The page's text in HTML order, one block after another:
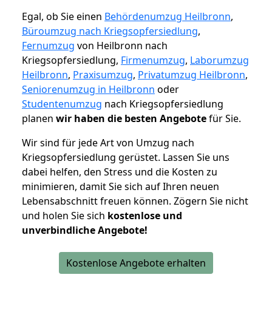
Egal, ob Sie einen Behördenumzug Heilbronn,
Büroumzug nach Kriegsopfersiedlung,
Fernumzug von Heilbronn nach
Kriegsopfersiedlung, Firmenumzug, Laborumzug
Heilbronn, Praxisumzug, Privatumzug Heilbronn,
Seniorenumzug in Heilbronn oder
Studentenumzug nach Kriegsopfersiedlung
planen wir haben die besten Angebotefür Sie.
Wir sind für jede Art von Umzug nach
Kriegsopfersiedlung gerüstet. Lassen Sie uns
dabei helfen, den Stress und die Kosten zu
minimieren, damit Sie sich auf Ihren neuen
Lebensabschnitt freuen können. Zögern Sie nicht
und holen Sie sich kostenlose und
unverbindliche Angebote!
Kostenlose Angebote erhalten